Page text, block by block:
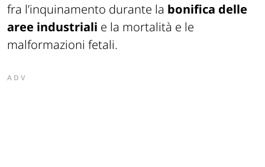
fra l’inquinamento durante la bonifica delle
aree industriali e la mortalità e le
malformazioni fetali.
ADV